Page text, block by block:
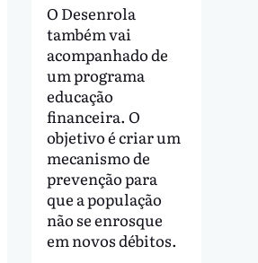
O Desenrola
também vai
acompanhado de
um programa
educação
financeira. O
objetivo é criar um
mecanismo de
prevenção para
que a população
não se enrosque
em novos débitos.